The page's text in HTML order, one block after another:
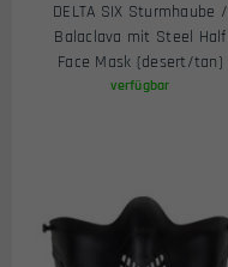
DELTA SIX Sturmhaube /
Balaclava mit Steel Half
Face Mask (desert/tan)
verfügbar